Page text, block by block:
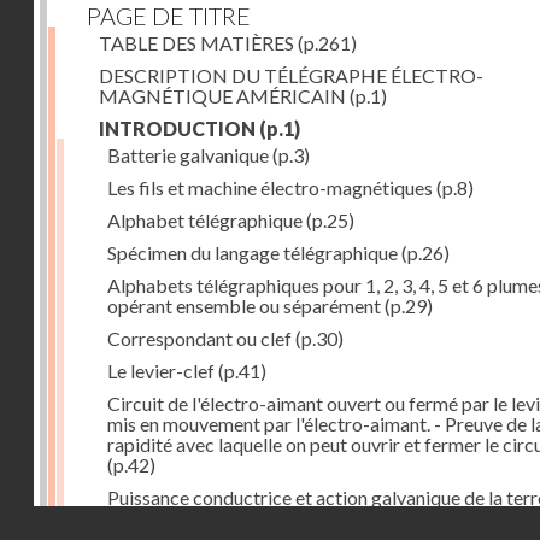
PAGE DE TITRE
TABLE DES MATIÈRES (p.261)
DESCRIPTION DU TÉLÉGRAPHE ÉLECTRO-
MAGNÉTIQUE AMÉRICAIN (p.1)
INTRODUCTION (p.1)
Batterie galvanique(p.3)
Les fils et machine électro-magnétiques (p.8)
Alphabet télégraphique(p.25)
Spécimen du langage télégraphique(p.26)
Alphabets télégraphiques pour 1, 2, 3, 4, 5 et 6
opérant ensemble ou séparément(p.29)
Correspondant ou clef(p.30)
Le levier-clef(p.41)
Circuit de l'électro-aimant ouvert ou fermé par le
mis en mouvement par l'électro-aimant. - Preuve de
rapidité avec laquelle on peut ouvrir et fermer le
(p.42)
Puissance conductrice et action galvanique de la